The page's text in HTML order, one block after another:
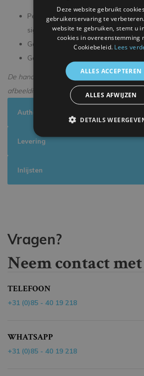
Persoonlijk gesigneerd tijdens een
signeersessie
Geleverd met een officieel ICONS
Geleverd in een premium verpakking
De handtekening kan enigszins afwijken
afbeelding.
Authenticiteit
Levering
Inlijsten
Vragen?
Neem contact
TELEFOON
+31 (0)85 - 40 19 218
WHATSAPP
+31 (0)85 - 40 19 218
Deze website gebruikt
gebruikerservaring te
website te gebruiken, stemt u
cookies in overeenstemming
Cookiebeleid. Lees
ALLES ACCEPTEREN
ALLES AFWIJZEN
DETAILS